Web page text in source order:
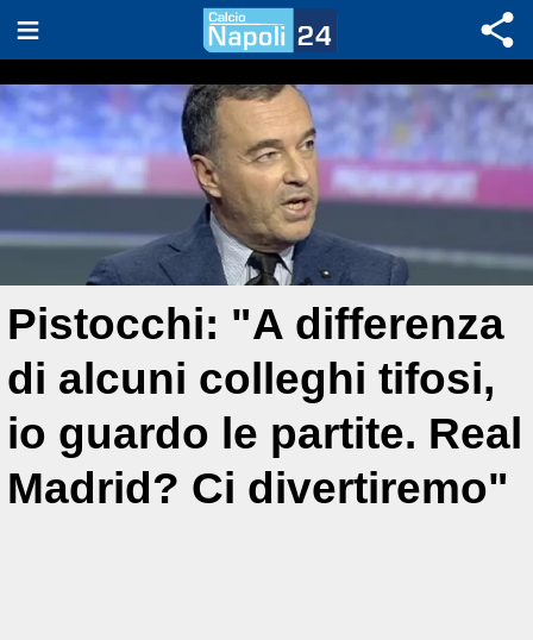
Pistocchi: "A differenza
di alcuni colleghi tifosi,
io guardo le partite. Real
Madrid? Ci divertiremo"